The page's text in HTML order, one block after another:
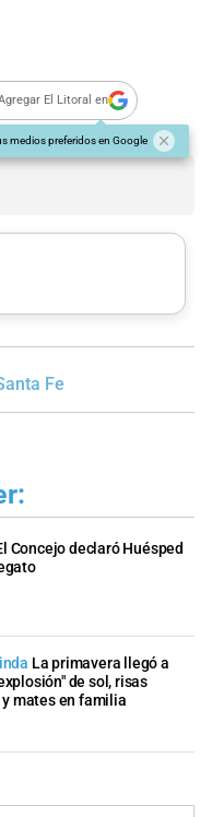
El Litoral en
medios preferidos en Google
Fe
Concejo declaró Huésped
La primavera llegó a
de sol, risas
mates en familia